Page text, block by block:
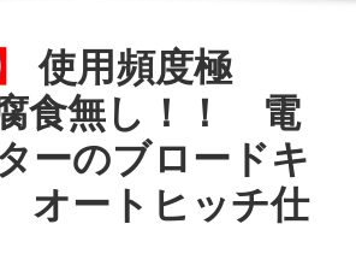
使用頻度極
食無し！！ 電
ーのブロードキ
オートヒッチ仕